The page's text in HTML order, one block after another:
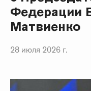
Федерации
Матвиенко
28 июля 2026 г.